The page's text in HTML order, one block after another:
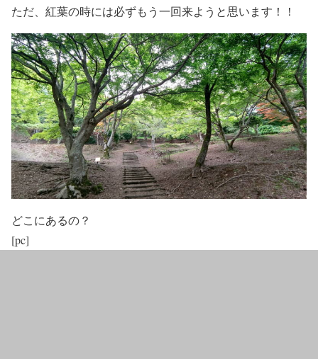
ただ、紅葉の時には必ずもう一回来ようと思います！！
どこにあるの？
[pc]